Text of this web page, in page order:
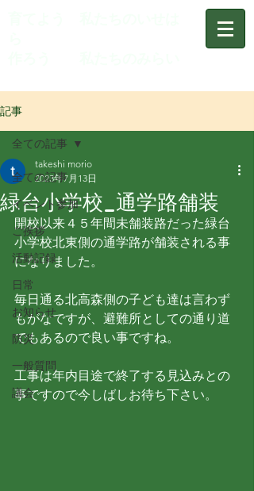
記事
全ての記事
イベント参加
ご挨拶
活動記録
日常
お知らせ
防災
一般質問
議会
全ての記事
緑台小学校_通学路舗装
takeshi morio
2023年7月13日
開校以来４５年間未舗装路だった緑台
小学校北東側の通学路が舗装される事
になりました。
毎日通る北高森側の子ども達は言わず
もがなですが、避難所としての通り道
でもあるので良い事ですね。
工事は年内目途で終了する見込みとの
事ですので今しばしお待ち下さい。